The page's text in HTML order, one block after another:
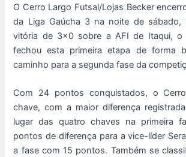
O Cerro Largo Futsal/Lojas Becker
da Liga Gaúcha 3 na noite de sábado,
vitória de 3×0 sobre a AFI de Itaqui, o
fechou esta primeira etapa de forma
caminho para a segunda fase da
Com 24 pontos conquistados, o
chave, com a maior diferença
lugar das quatro chaves na primeira
pontos de diferença para a vice-líder
a fase com 15 pontos. Também se